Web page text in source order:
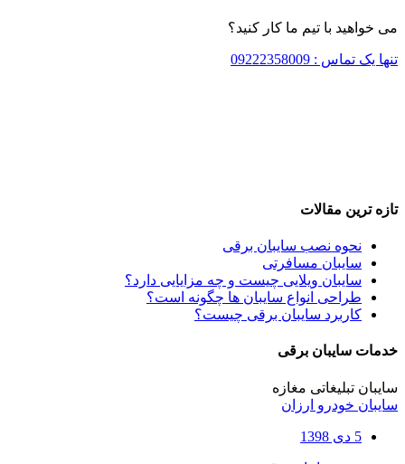
می خواهید با تیم ما کار کنید؟
تنها یک تماس : 09222358009
تازه ترین مقالات
نحوه نصب سایبان برقی
سایبان مسافرتی
سایبان ویلایی چیست و چه مزایایی دارد؟
طراحی انواع سایبان ها چگونه است؟
کاربرد سایبان برقی چیست؟
خدمات سایبان برقی
سایبان تبلیغاتی مغازه
سایبان خودرو ارزان
5 دی 1398